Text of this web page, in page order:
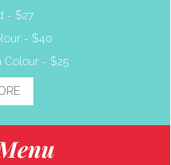
- $27
- $40
Colour - $25